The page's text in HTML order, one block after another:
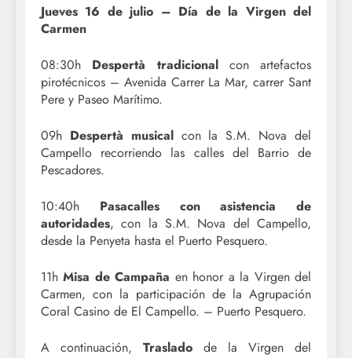
Jueves 16 de julio – Día de la Virgen del
Carmen
08:30h Despertà tradicionalcon artefactos
pirotécnicos – Avenida Carrer La Mar, carrer Sant
Pere y Paseo Marítimo.
09h Despertà musicalcon la S.M. Nova del
Campello recorriendo las calles del Barrio de
Pescadores.
10:40h Pasacalles con asistencia de
autoridades, con la S.M. Nova del Campello,
desde la Penyeta hasta el Puerto Pesquero.
11hMisa de Campaña en honor a la Virgen del
Carmen, con la participación de la Agrupación
Coral Casino de El Campello. – Puerto Pesquero.
A continuación, Traslado de la Virgen del